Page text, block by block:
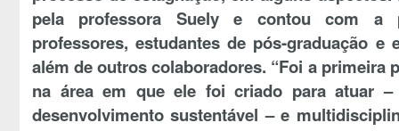
pela professora Suely e contou com a
professores, estudantes de pós-graduação e
além de outros colaboradores. “Foi a primeira
na área em que ele foi criado para atuar
desenvolvimento sustentável – e